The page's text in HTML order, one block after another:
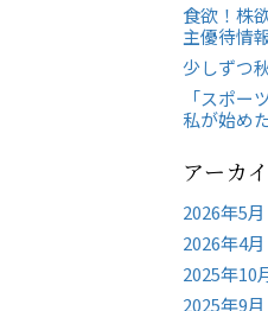
食欲！株
主優待情
少しずつ
「スポ
私が始め
アーカ
2026年5月
2026年4月
2025年10
2025年9月